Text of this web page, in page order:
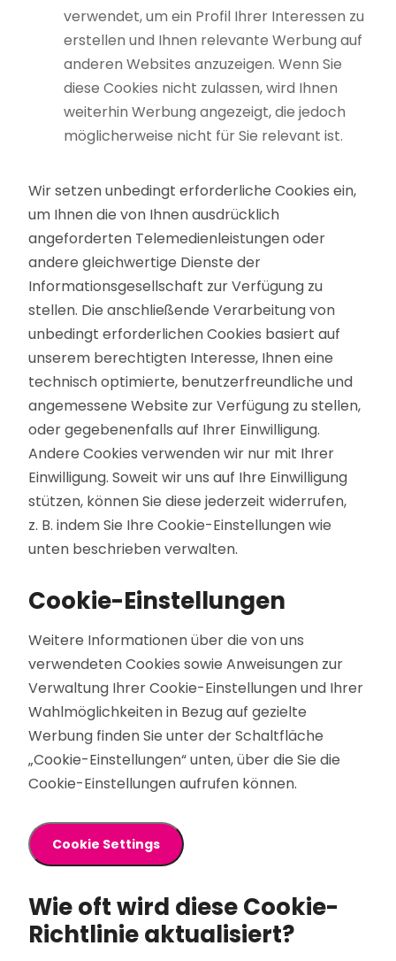
verwendet, um ein Profil Ihrer Interessen zu
erstellen und Ihnen relevante Werbung auf
anderen Websites anzuzeigen. Wenn Sie
diese Cookies nicht zulassen, wird Ihnen
weiterhin Werbung angezeigt, die jedoch
möglicherweise nicht für Sie relevant ist.
Wir setzen unbedingt erforderliche Cookies ein,
um Ihnen die von Ihnen ausdrücklich
angeforderten Telemedienleistungen oder
andere gleichwertige Dienste der
Informationsgesellschaft zur Verfügung zu
stellen. Die anschließende Verarbeitung von
unbedingt erforderlichen Cookies basiert auf
unserem berechtigten Interesse, Ihnen eine
technisch optimierte, benutzerfreundliche und
angemessene Website zur Verfügung zu stellen,
oder gegebenenfalls auf Ihrer Einwilligung.
Andere Cookies verwenden wir nur mit Ihrer
Einwilligung. Soweit wir uns auf Ihre Einwilligung
stützen, können Sie diese jederzeit widerrufen,
z. B. indem Sie Ihre Cookie-Einstellungen wie
unten beschrieben verwalten.
Cookie-Einstellungen
Weitere Informationen über die von uns
verwendeten Cookies sowie Anweisungen zur
Verwaltung Ihrer Cookie-Einstellungen und Ihrer
Wahlmöglichkeiten in Bezug auf gezielte
Werbung finden Sie unter der Schaltfläche
„Cookie-Einstellungen“ unten, über die Sie die
Cookie-Einstellungen aufrufen können.
Cookie Settings
Wie oft wird diese Cookie-
Richtlinie aktualisiert?